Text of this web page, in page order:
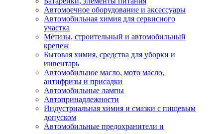
Автомоечное оборудование и аксессуары
Автомобильная химия для сервисного
участка
Метизы, строительный и автомобильный
крепеж
Бытовая химия, средства для уборки и
инвентарь
Автомобильное масло, мото масло,
антифризы и присадки
Автомобильные лампы
Автопринадлежности
Индустриальная химия и смазки с пищевым
допуском
Автомобильные предохранители и